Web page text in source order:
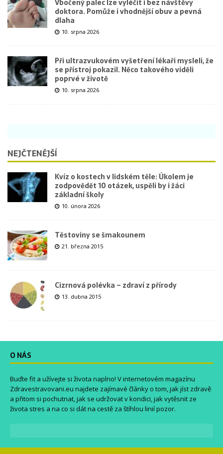
Vbočený palec lze vyléčit i bez návštěvy
doktora. Pomůže i vhodnější obuv a pevná
dlaha
10. srpna 2026
Při ultrazvukovém vyšetření lékaři mysleli, že
se přístroj pokazil. Něco takového viděli
poprvé v životě
10. srpna 2026
NEJČTENĚJŠÍ
Kvíz o kostech v lidském těle: Úkolem je
zodpovědět 10 otázek, uspěli by i žáci
základní školy
10. února 2026
Těstoviny se šmakounem
21. března 2015
Cizrnová polévka – zdraví z přírody
13. dubna 2015
O NÁS
Buďte fit a užívejte si života naplno! V internetovém magazínu
Zdravestravovani.eu najdete zajímavé články o tom, jak jíst zdravě
a přitom si pochutnat, jak se udržovat v kondici, jak vytěsnit ze
života stres a na co si dát na cestě za štíhlou linií pozor.